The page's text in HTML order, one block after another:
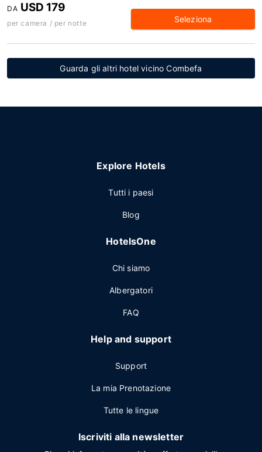
DA USD 179
per camera / per notte Seleziona
Guarda gli altri hotel vicino Combefa
Explore Hotels
Tutti i paesi
Blog
HotelsOne
Chi siamo
Albergatori
FAQ
Help and support
Support
La mia Prenotazione
Tutte le lingue
Iscriviti alla newsletter